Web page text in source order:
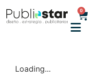
0
Loading...